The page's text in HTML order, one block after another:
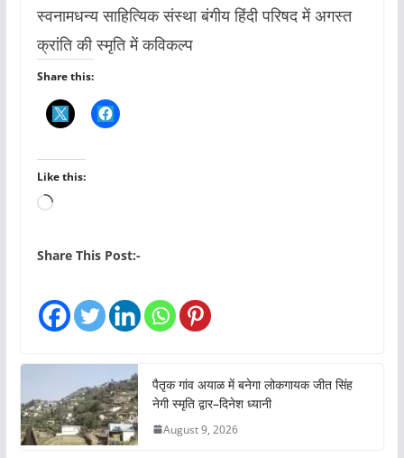
स्वनामधन्य साहित्यिक संस्था बंगीय हिंदी परिषद में अगस्त
क्रांति की स्मृति में कविकल्प
Share this:
Like this:
L
a
n
…
Share This Post:-
पैतृक गांव अयाळ में बनेगा लोकगायक जीत सिंह
नेगी स्मृति द्वार–दिनेश ध्यानी
August 9, 2026